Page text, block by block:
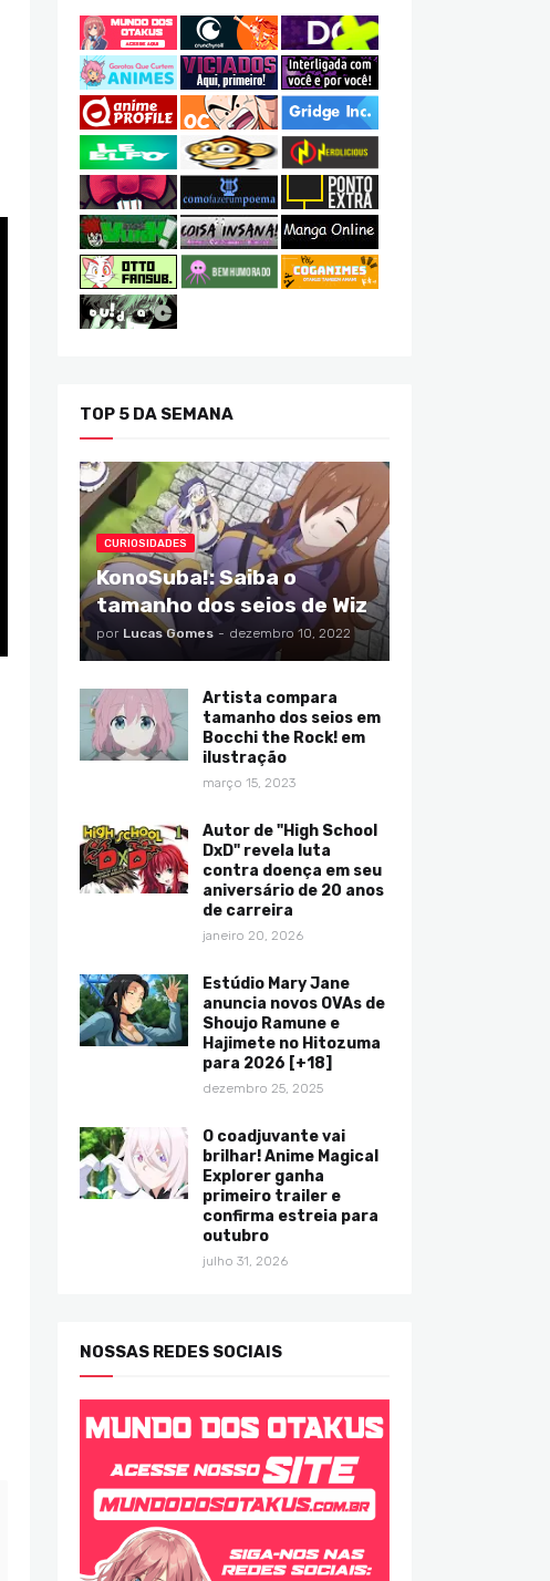
TOP 5 DA SEMANA
CURIOSIDADES
KonoSuba!: Saiba o
tamanho dos seios de Wiz
por Lucas Gomes - dezembro 10, 2022
Artista compara
tamanho dos seios em
Bocchi the Rock! em
ilustração
março 15, 2023
Autor de "High School
DxD" revela luta
contra doença em seu
aniversário de 20 anos
de carreira
janeiro 20, 2026
Estúdio Mary Jane
anuncia novos OVAs de
Shoujo Ramune e
Hajimete no Hitozuma
para 2026 [+18]
dezembro 25, 2025
O coadjuvante vai
brilhar! Anime Magical
Explorer ganha
primeiro trailer e
confirma estreia para
outubro
julho 31, 2026
NOSSAS REDES SOCIAIS